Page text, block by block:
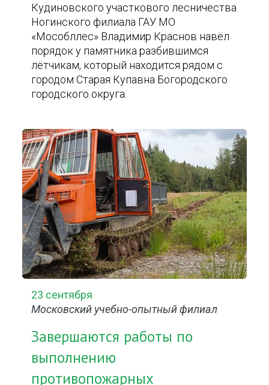
Кудиновского участкового лесничества
Ногинского филиала ГАУ МО
«Мособллес» Владимир Краснов навёл
порядок у памятника разбившимся
лётчикам, который находится рядом с
городом Старая Купавна Богородского
городского округа.
23 сентября
Московский учебно-опытный филиал
Завершаются работы по
выполнению
противопожарных